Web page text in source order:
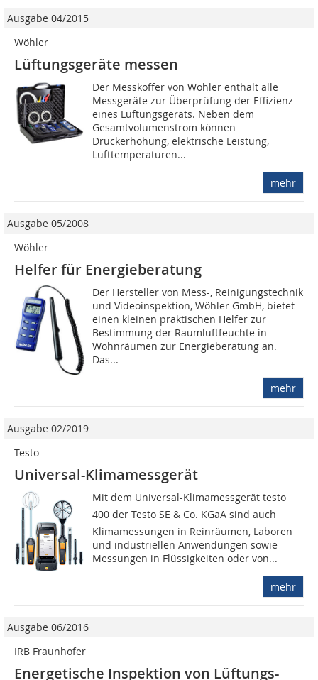
Ausgabe 04/2015
Wöhler
Lüftungsgeräte messen
Der Messkoffer von Wöhler enthält alle
Messgeräte zur Überprüfung der Effizienz
eines Lüftungsgeräts. Neben dem
Gesamtvolumenstrom können
Druckerhöhung, elektrische Leistung,
Lufttemperaturen...
mehr
Ausgabe 05/2008
Wöhler
Helfer für Energieberatung
Der Hersteller von Mess-, Reinigungstechnik
und Videoinspektion, Wöhler GmbH, bietet
einen kleinen praktischen Helfer zur
Bestimmung der Raumluftfeuchte in
Wohnräumen zur Energieberatung an.
Das...
mehr
Ausgabe 02/2019
Testo
Universal-Klimamessgerät
Mit dem Universal-Klimamessgerät testo
400 der Testo SE & Co. KGaA sind auch
Klimamessungen in Reinräumen, Laboren
und industriellen Anwendungen sowie
Messungen in Flüssigkeiten oder von...
mehr
Ausgabe 06/2016
IRB Fraunhofer
Energetische Inspektion von Lüftungs-